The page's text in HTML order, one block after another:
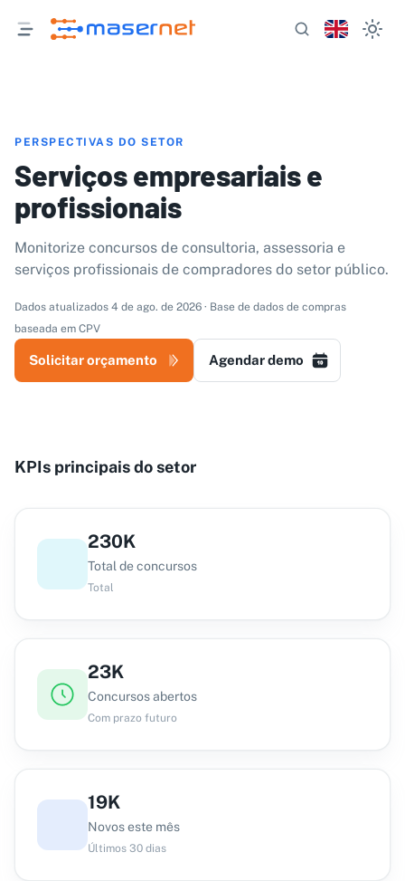
PERSPECTIVAS DO SETOR
Serviços empresariais e
profissionais
Monitorize concursos de consultoria, assessoria e
serviços profissionais de compradores do setor público.
Dados atualizados 4 de ago. de 2026 · Base de dados de compras
baseada em CPV
Solicitar orçamento Agendar demo
KPIs principais do setor
230K
Total de concursos
Total
23K
Concursos abertos
Com prazo futuro
19K
Novos este mês
Últimos 30 dias